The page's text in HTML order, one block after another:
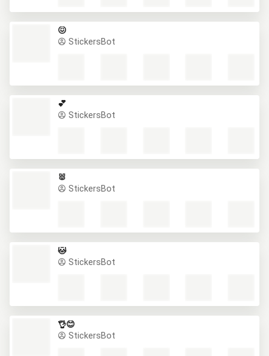
😖
StickersBot
💕
StickersBot
🐰
StickersBot
🐱
StickersBot
👌😊
StickersBot